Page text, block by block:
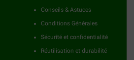
Conseils & Astuces
Conditions Générales
Sécurité et confidentialité
Réutilisation et durabilité